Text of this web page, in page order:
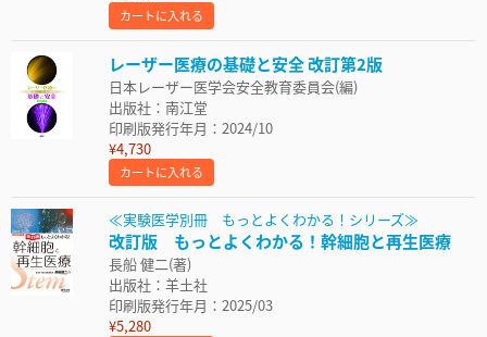
カートに入れる
レーザー医療の基礎と安全 改訂第2版
日本レーザー医学会安全教育委員会(編)
出版社：南江堂
印刷版発行年月：2024/10
¥4,730
カートに入れる
≪実験医学別冊 もっとよくわかる！シリーズ≫
改訂版 もっとよくわかる！幹細胞と再生医療
長船 健二(著)
出版社：羊土社
印刷版発行年月：2025/03
¥5,280